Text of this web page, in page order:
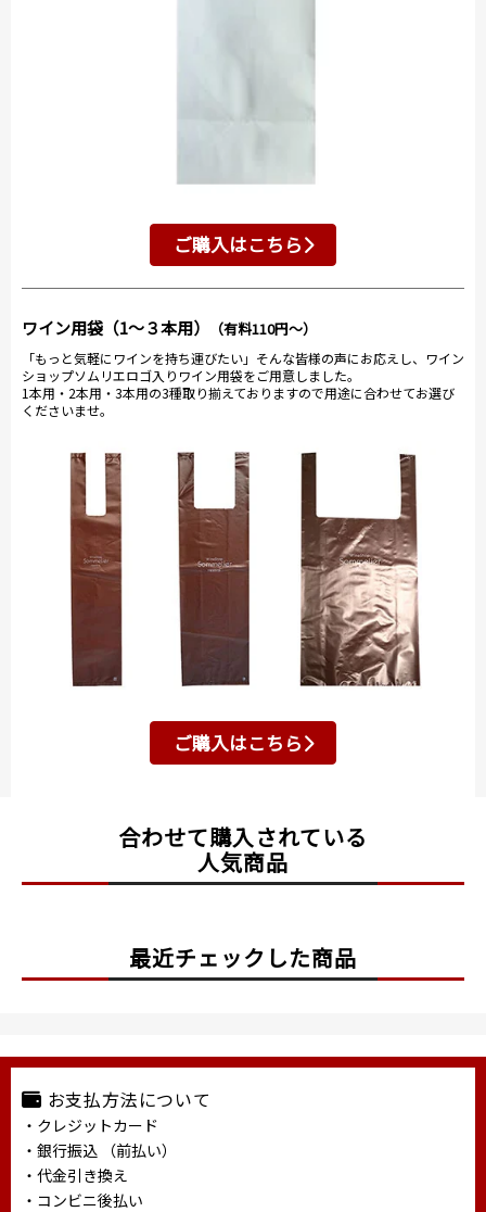
ご購入はこちら
ワイン用袋（1～３本用） （有料110円～）
「もっと気軽にワインを持ち運びたい」そんな皆様の声にお応えし、ワイン
ショップソムリエロゴ入りワイン用袋をご用意しました。
1本用・2本用・3本用の3種取り揃えておりますので用途に合わせてお選び
くださいませ。
ご購入はこちら
合わせて購入されている
人気商品
最近チェックした商品
お支払方法について
・クレジットカード
・銀行振込 （前払い）
・代金引き換え
・コンビニ後払い